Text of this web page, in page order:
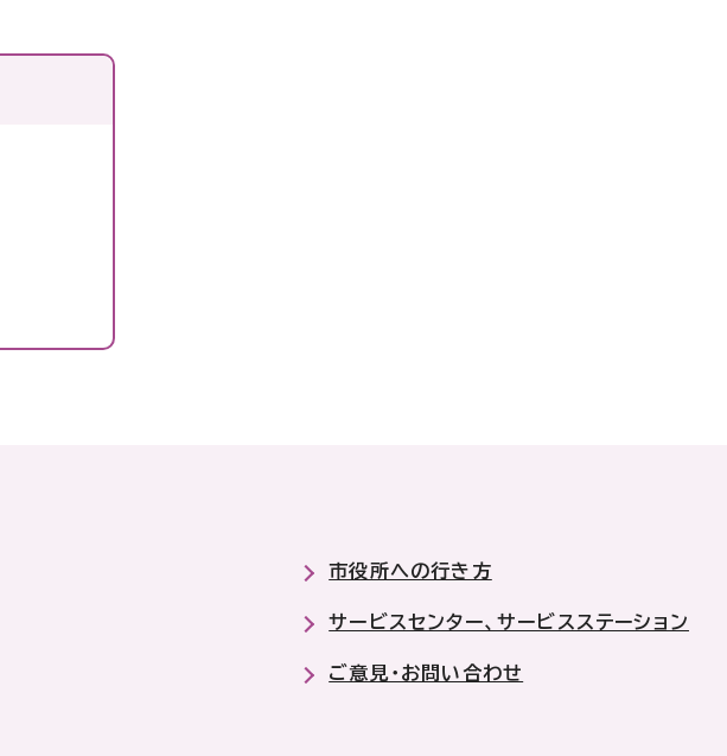
市役所への行き方
サービスセンター、サービスステーション
ご意見・お問い合わせ